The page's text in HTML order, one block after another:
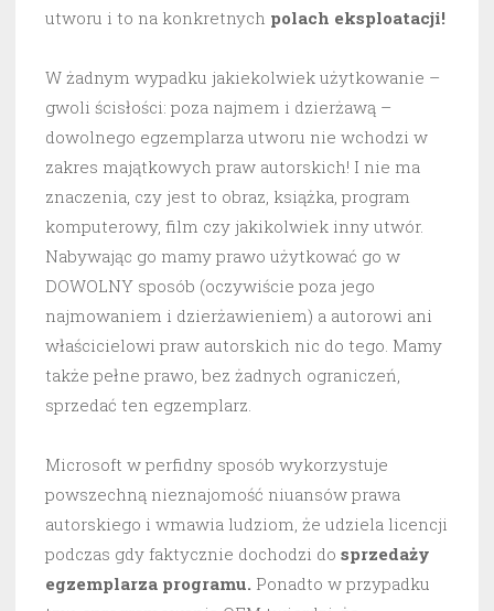
utworu i to na konkretnych polach eksploatacji!
W żadnym wypadku jakiekolwiek użytkowanie –
gwoli ścisłości: poza najmem i dzierżawą –
dowolnego egzemplarza utworu nie wchodzi w
zakres majątkowych praw autorskich! I nie ma
znaczenia, czy jest to obraz, książka, program
komputerowy, film czy jakikolwiek inny utwór.
Nabywając go mamy prawo użytkować go w
DOWOLNY sposób (oczywiście poza jego
najmowaniem i dzierżawieniem) a autorowi ani
właścicielowi praw autorskich nic do tego. Mamy
także pełne prawo, bez żadnych ograniczeń,
sprzedać ten egzemplarz.
Microsoft w perfidny sposób wykorzystuje
powszechną nieznajomość niuansów prawa
autorskiego i wmawia ludziom, że udziela licencji
podczas gdy faktycznie dochodzi do sprzedaży
egzemplarza programu. Ponadto w przypadku